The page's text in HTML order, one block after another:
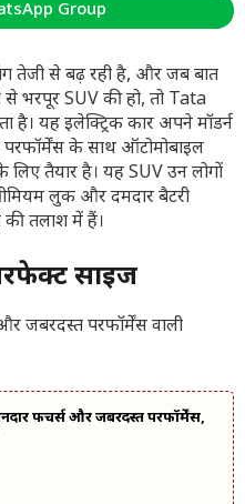
Group
तेजी से बढ़ रही है, और जब बात
भरपूर SUV की हो, तो Tata
यह इलेक्ट्रिक कार अपने मॉडर्न
के साथ ऑटोमोबाइल
लिए तैयार है। यह SUV उन लोगों
लुक और दमदार बैटरी
तलाश में हैं।
साइज
फीचर्स और जबरदस्त परफॉर्मेंस,